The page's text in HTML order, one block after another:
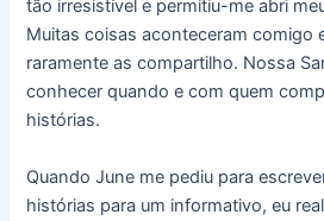
tão irresistível e permitiu-me abri
Muitas coisas aconteceram comigo
raramente as compartilho. Nossa
conhecer quando e com quem
histórias.
Quando June me pediu para
histórias para um informativo, eu